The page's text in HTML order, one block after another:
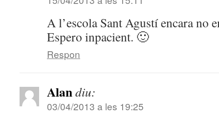
A l’escola Sant Agustí encara no
Espero inpacient. 🙂
Respon
Alandiu:
03/04/2013 a les 19:25